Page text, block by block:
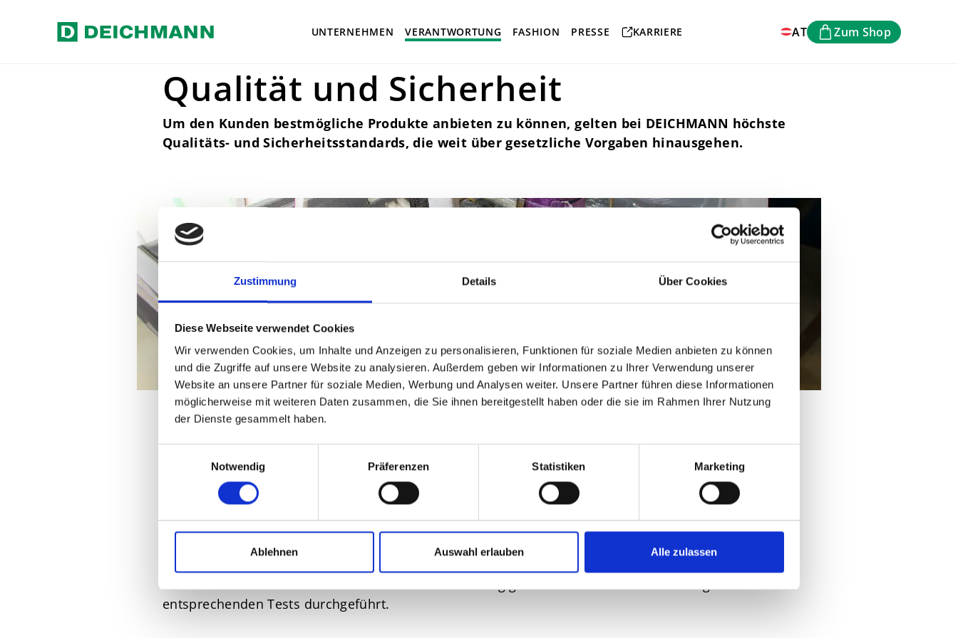
Zustimmung Details Über Cookies
Diese Webseite verwendet Cookies
Wir verwenden Cookies, um Inhalte und Anzeigen zu personalisieren, Funktionen für soziale Medien anbieten zu können
und die Zugriffe auf unsere Website zu analysieren. Außerdem geben wir Informationen zu Ihrer Verwendung unserer
Website an unsere Partner für soziale Medien, Werbung und Analysen weiter. Unsere Partner führen diese Informationen
möglicherweise mit weiteren Daten zusammen, die Sie ihnen bereitgestellt haben oder die sie im Rahmen Ihrer Nutzung
der Dienste gesammelt haben.
Notwendig
Präferenzen Statistiken Marketing
Ablehnen Auswahl erlauben Alle zulassen
Zum Hauptinhalt springen AT Zum Shop
UNTERNEHMEN VERANTWORTUNG FASHION PRESSE KARRIERE
Home Verantwortung Qualität und Sicherheit
Qualität und Sicherheit
Um den Kunden bestmögliche Produkte anbieten zu können, gelten bei DEICHMANN höchste
Qualitäts- und Sicherheitsstandards, die weit über gesetzliche Vorgaben hinausgehen.
Damit DEICHMANN die Qualität garantieren kann, die wir unseren Kundinnen und Kunden
versprechen, stimmen unsere eigenen Experten die Herstellungsverfahren mit den
Lieferanten
ab. Externe Prüfinstitute wie z.B. der TÜV
wachen über die Einhaltung
der von DEICHMANN gesetzten
eigenen Qualitäts- und Umweltstandards, die deutlich über die gesetzlichen Vorgaben hinaus gehen.
Zusammenarbeit mit namhaften Prüfinstituten
Bereits während der Produktion werden von unabhängigen Prüfinstituten in den Erzeugerländern die
entsprechenden Tests durchgeführt.